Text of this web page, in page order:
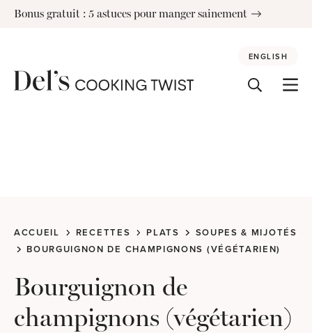
SkipBonus gratuit : 5 astuces pour manger sainement
ENGLISH
ACCUEIL RECETTES PLATS
SOUPES & MIJOTÉS
BOURGUIGNON DE CHAMPIGNONS (VÉGÉTARIEN)
Bourguignon de
champignons (végétarien)